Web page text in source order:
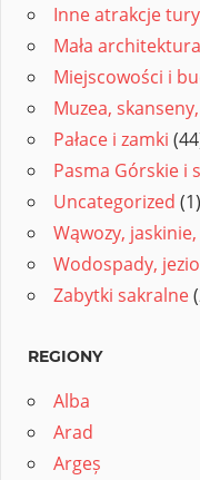
Inne atrakcje
Mała architektura
Miejscowości i
Muzea,
Pałace i zamki
Pasma Górskie i
Uncategorized (1)
Wąwozy,
Wodospady,
Zabytki sakralne
REGIONY
Alba
Arad
Argeș